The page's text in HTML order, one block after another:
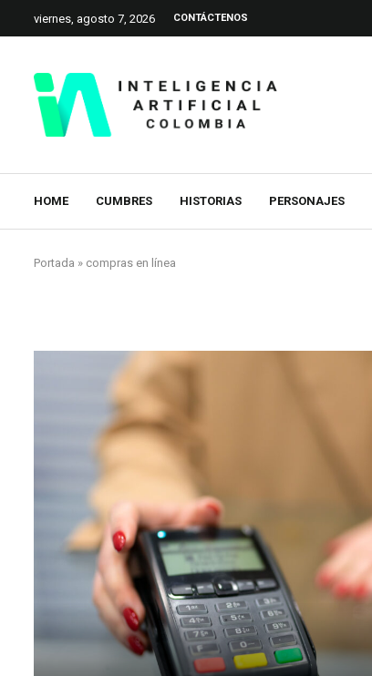
viernes, agosto 7, 2026 CONTÁCTENOS
HOME CUMBRES HISTORIAS PERSONAJES
Portada » compras en línea